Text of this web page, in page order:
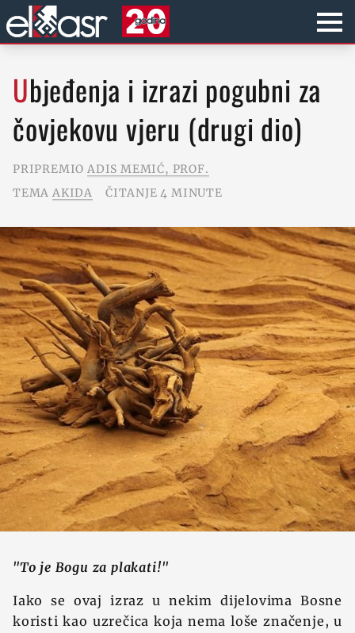
Ubjeđenja i izrazi pogubni za
čovjekovu vjeru (drugi dio)
PRIPREMIO ADIS MEMIĆ, PROF.
TEMA AKIDA ČITANJE 4 MINUTE
"To je Bogu za plakati!"
Iako se ovaj izraz u nekim dijelovima Bosne
koristi kao uzrečica koja nema loše značenje, u